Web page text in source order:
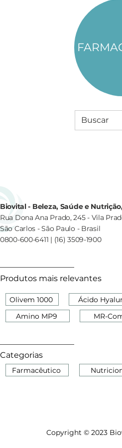
Biovital - Beleza, Saúde e
Rua Dona Ana Prado, 245 - Vila
São Carlos - São Paulo - Brasil
0800-600-6411 | (16) 3509-1900
Produtos mais relevantes
Olivem 1000
Ácido
Amino MP9
MR-
Categorias
Farmacêutico
Copyright © 2023